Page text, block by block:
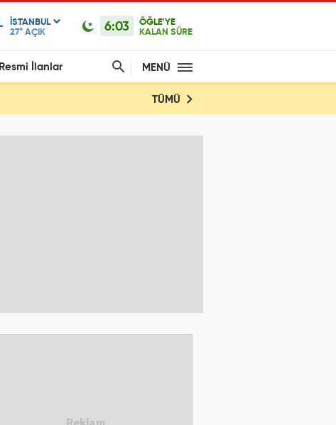
ISTANBUL
27° AÇIK 6:03
ÖĞLE'YE
KALAN SÜRE
Resmi İlanlar MENÜ
TÜMÜ